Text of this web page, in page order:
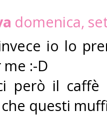
domenica,
io lo
:-D
però il caffè
questi